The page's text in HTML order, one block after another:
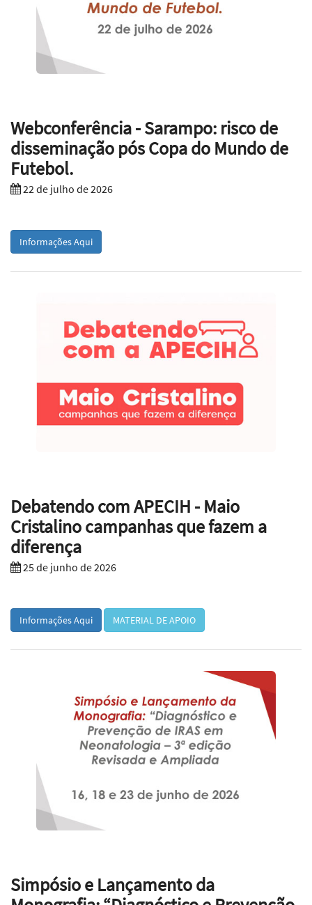
Webconferência - Sarampo: risco de
disseminação pós Copa do Mundo de
Futebol.
22 de julho de 2026
Informações Aqui
Debatendo com APECIH - Maio
Cristalino campanhas que fazem a
diferença
25 de junho de 2026
Informações Aqui MATERIAL DE APOIO
Simpósio e Lançamento da